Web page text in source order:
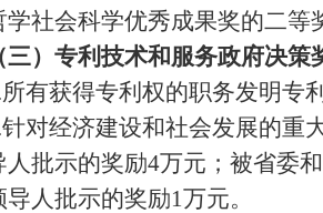
学社会科学优秀成果奖的二等
专利技术和服务政府决策
所有获得专利权的职务发明专
针对经济建设和社会发展的重
人批示的奖励4万元；被省委
导人批示的奖励1万元。